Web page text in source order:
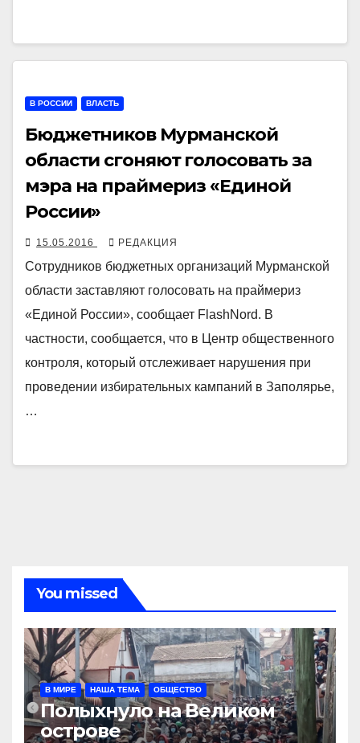
В РОССИИ ВЛАСТЬ
Бюджетников Мурманской
области сгоняют голосовать за
мэра на праймериз «Единой
России»
15.05.2016 РЕДАКЦИЯ
Сотрудников бюджетных организаций Мурманской
области заставляют голосовать на праймериз
«Единой России», сообщает FlashNord. В
частности, сообщается, что в Центр общественного
контроля, который отслеживает нарушения при
проведении избирательных кампаний в Заполярье,
…
You missed
В МИРЕ НАША ТЕМА ОБЩЕСТВО
Полыхнуло на Великом
острове